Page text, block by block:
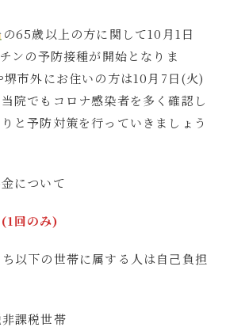
の65歳以上の方に関して10月1日
ンの予防接種が開始となりま
外にお住いの方は10月7日(火)
院でもコロナ感染者を多く確認し
と予防対策を行っていきましょう
について
回のみ)
以下の世帯に属する人は自己負担
課税世帯